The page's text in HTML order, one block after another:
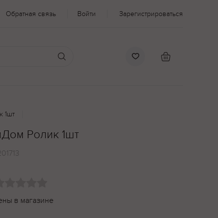
Обратная связь Войти Зарегистрироваться
1шт
Ролик 1шт
в магазине